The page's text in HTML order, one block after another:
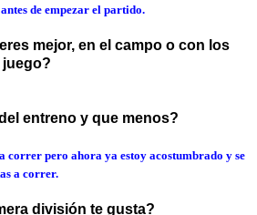
de empezar el partido.
mejor, en el campo o con los
juego?
entreno y que menos?
correr pero ahora ya estoy acostumbrado y se
a correr.
división te gusta?